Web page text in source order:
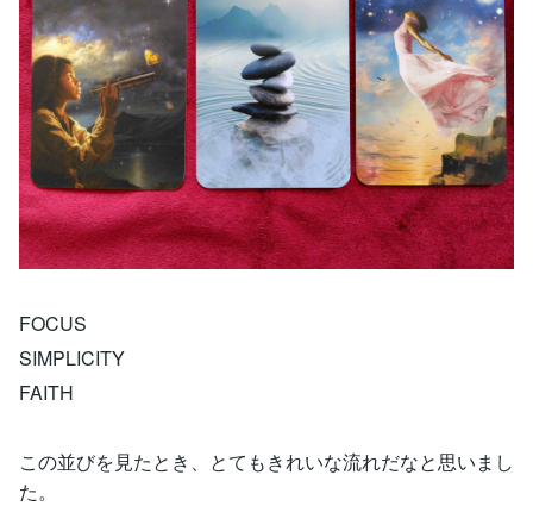
FOCUS
SIMPLICITY
FAITH
この並びを見たとき、とてもきれいな流れだなと思いまし
た。